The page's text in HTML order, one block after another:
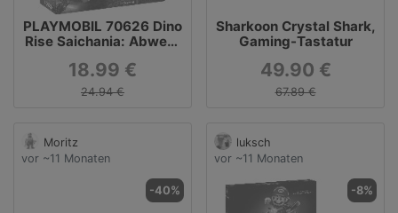
PLAYMOBIL 70626 Dino
Rise Saichania: Abwehr
Konstruktionsspielzeug
18.99 €
24.94 €
Sharkoon Crystal Shark,
Gaming-Tastatur
49.90 €
67.89 €
Moritz
vor ~11 Monaten
-40%
luksch
vor ~11 Monaten
-8%